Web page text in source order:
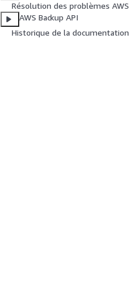
Résolution des problèmes
AWS Backup API
Historique de la documentation